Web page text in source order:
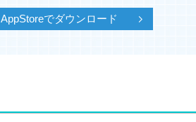
AppStoreでダウンロード